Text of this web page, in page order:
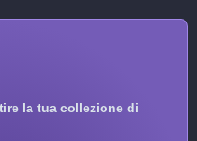
la tua collezione di